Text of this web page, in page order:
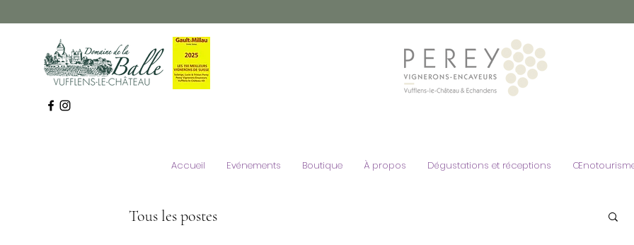
Perey Vignerons Encaveurs
Domaine de la Balle Vufflens-le-Château
Domaine des Abbesses Echandens
Vins Perey
Accueil Evénements Boutique À propos Dégustations et réceptions
Tous les postes